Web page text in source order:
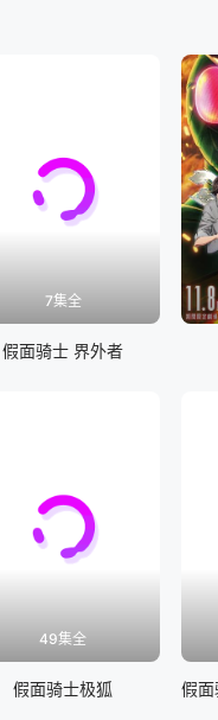
7集全
假面骑士 界外者
49集全
假面骑士极狐